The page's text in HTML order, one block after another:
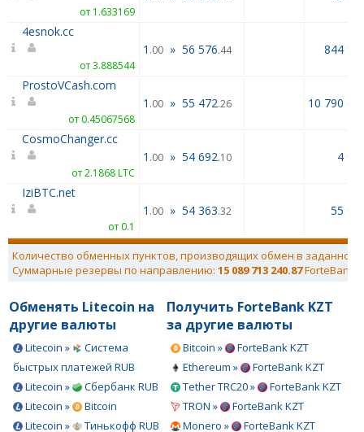
от 1.633169
4esnok.cc
от 3.888544
1 .00 » 56 576.44 844
ProstoVCash.com
от 0.45067568
1 .00 » 55 472.26 10 790
CosmoChanger.cc
от 2.1868 LTC
1 .00 » 54 692.10 4
IziBTC.net
от 0.1
1 .00 » 54 363.32 55
Количество обменных пунктов, производящих обмен в заданном
Суммарные резервы по направлению: 15 089 713 240.87ForteBank
Обменять Litecoin на
другие валюты
Litecoin »
Система
быстрых платежей RUB
Litecoin »
Сбербанк RUB
Litecoin »
Bitcoin
Litecoin »
Тинькофф RUB
Получить ForteBank KZT
за другие валюты
Bitcoin »
ForteBank KZT
Ethereum »
ForteBank KZT
Tether TRC20 »
ForteBank KZT
TRON »
ForteBank KZT
Monero »
ForteBank KZT